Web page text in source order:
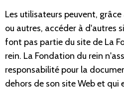
Les utilisateurs peuvent,
ou autres, accéder à d'autres
font pas partie du site de La
rein. La Fondation du rein
responsabilité pour la
dehors de son site Web et qui